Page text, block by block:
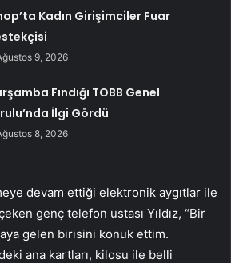
Kadın Girişimciler Fuar
9, 2026
Fındığı TOBB Genel
İlgi Gördü
8, 2026
devam ettiği elektronik aygıtlar ile
genç telefon ustası Yıldız, “Bir
gelen birisini konuk ettim.
ana kartları, kilosu ile belli